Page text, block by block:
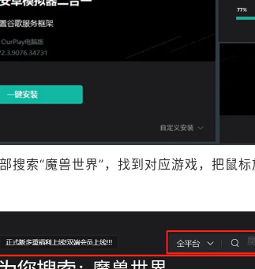
搜索“魔兽世界”，找到对应游戏，把鼠